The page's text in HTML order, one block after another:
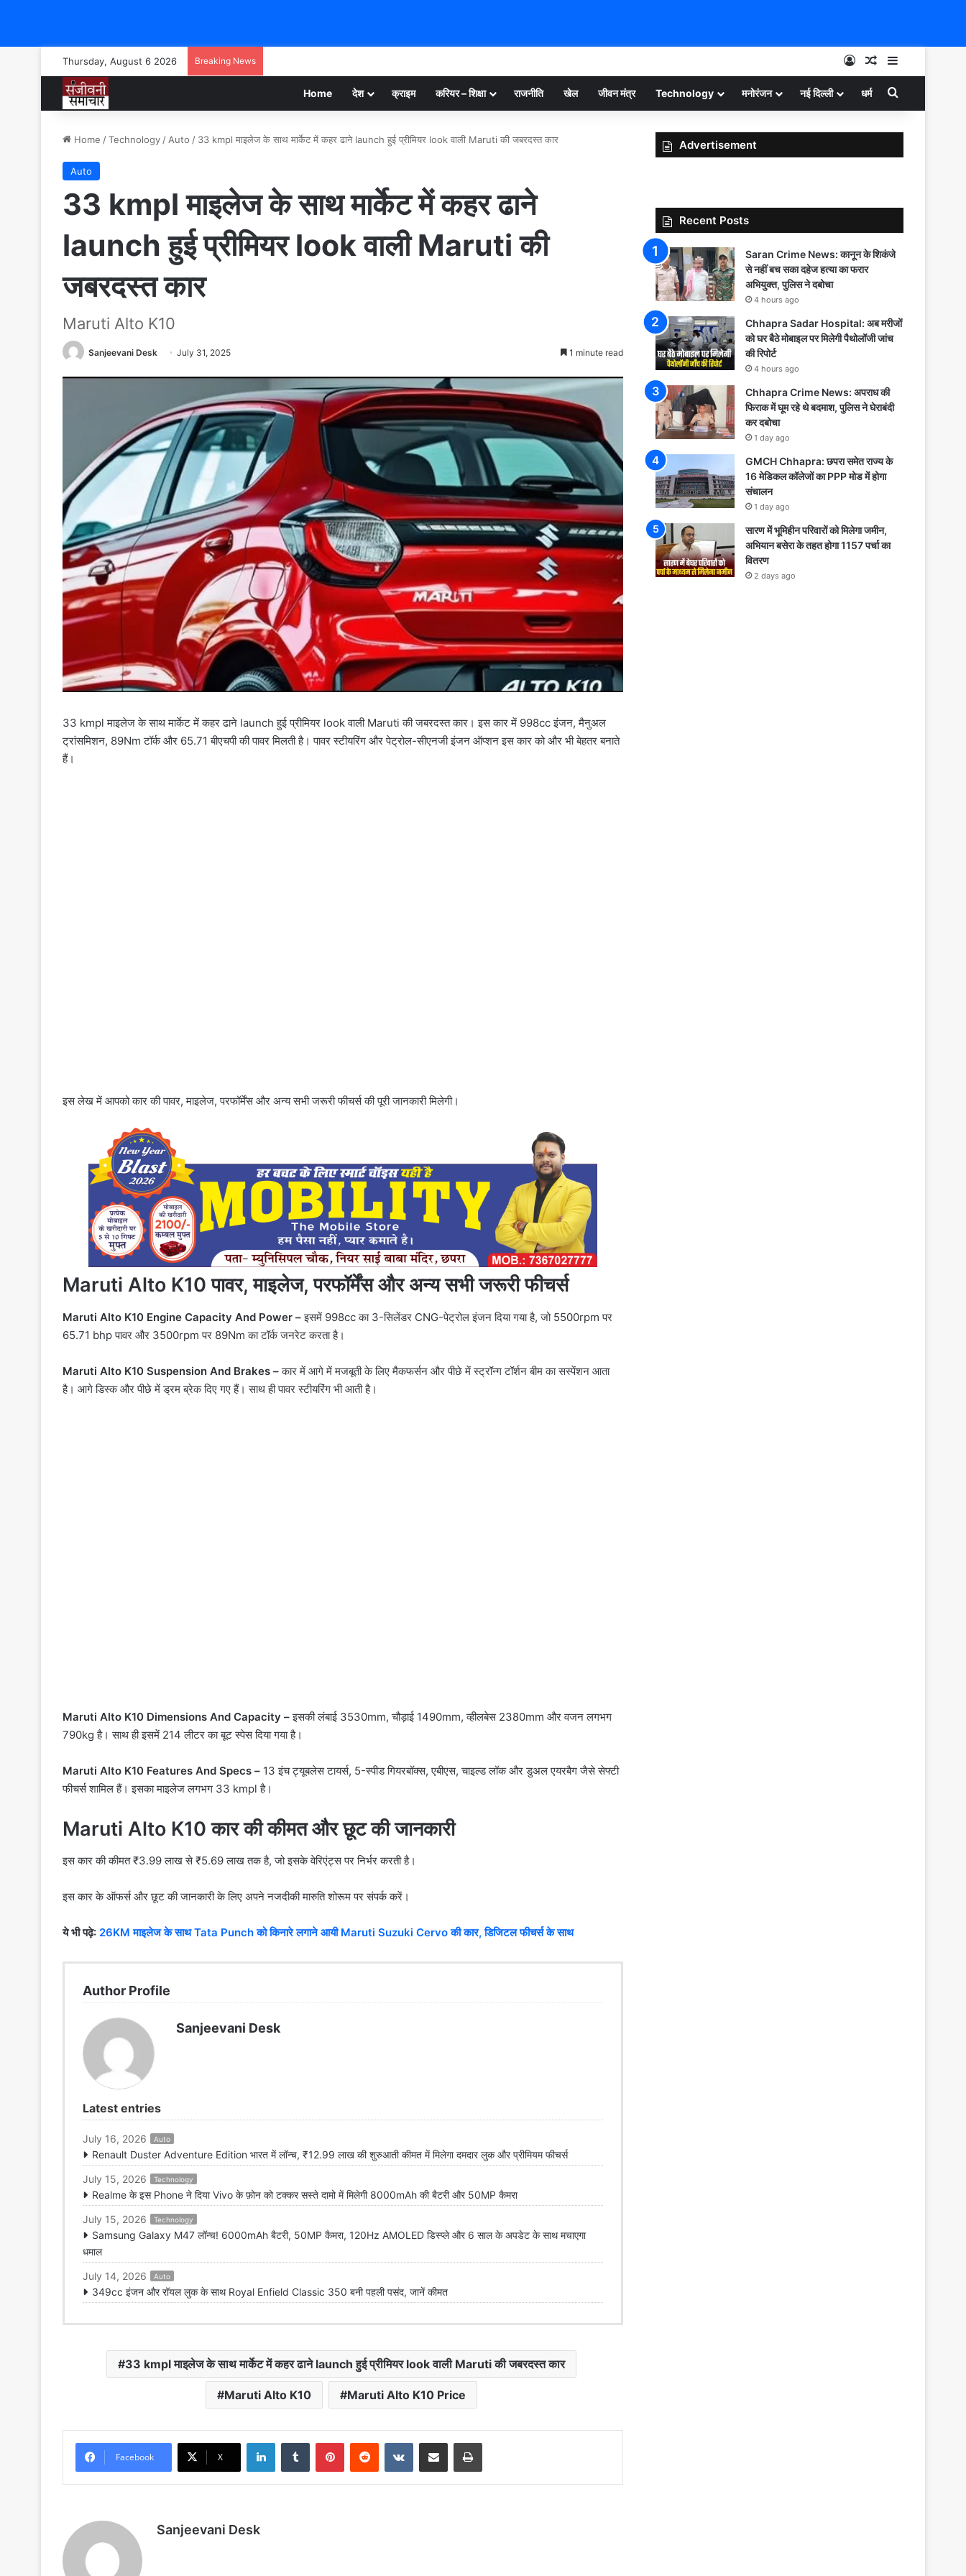
Thursday, August 6 2026 Breaking News Log InRandom Article
Sidebar
Home देश क्राइम करियर – शिक्षा राजनीति खेल जीवन मंत्र Technology मनोरंजन नई दिल्ली धर्म Search for
Home /Technology / Auto / 33 kmpl माइलेज के साथ मार्केट में कहर ढाने launch हुई प्रीमियर look वाली Maruti की जबरदस्त कार
Auto
33 kmpl माइलेज के साथ मार्केट में कहर ढाने
launch हुई प्रीमियर look वाली Maruti की
जबरदस्त कार
Maruti Alto K10
Sanjeevani Desk July 31, 2025 1 minute read
33 kmpl माइलेज के साथ मार्केट में कहर ढाने launch हुई प्रीमियर look वाली Maruti की जबरदस्त कार। इस कार में 998cc इंजन, मैनुअल
ट्रांसमिशन, 89Nm टॉर्क और 65.71 बीएचपी की पावर मिलती है। पावर स्टीयरिंग और पेट्रोल-सीएनजी इंजन ऑप्शन इस कार को और भी बेहतर बनाते
हैं।
इस लेख में आपको कार की पावर, माइलेज, परफॉर्मेंस और अन्य सभी जरूरी फीचर्स की पूरी जानकारी मिलेगी।
Maruti Alto K10 पावर, माइलेज, परफॉर्मेंस और अन्य सभी जरूरी फीचर्स
Maruti Alto K10 Engine Capacity And Power –इसमें 998cc का 3-सिलेंडर CNG-पेट्रोल इंजन दिया गया है, जो 5500rpm पर
65.71 bhp पावर और 3500rpm पर 89Nm का टॉर्क जनरेट करता है।
Maruti Alto K10 Suspension And Brakes –कार में आगे में मजबूती के लिए मैकफर्सन और पीछे में स्ट्रॉन्ग टॉर्शन बीम का सस्पेंशन आता
है। आगे डिस्क और पीछे में ड्रम ब्रेक दिए गए हैं। साथ ही पावर स्टीयरिंग भी आती है।
Maruti Alto K10 Dimensions And Capacity –इसकी लंबाई 3530mm, चौड़ाई 1490mm, व्हीलबेस 2380mm और वजन लगभग
790kg है। साथ ही इसमें 214 लीटर का बूट स्पेस दिया गया है।
Maruti Alto K10 Features And Specs – 13 इंच ट्यूबलेस टायर्स, 5-स्पीड गियरबॉक्स, एबीएस, चाइल्ड लॉक और डुअल एयरबैग जैसे सेफ्टी
फीचर्स शामिल हैं। इसका माइलेज लगभग 33 kmpl है।
Maruti Alto K10 कार की कीमत और छूट की जानकारी
इस कार की कीमत ₹3.99 लाख से ₹5.69 लाख तक है, जो इसके वेरिएंट्स पर निर्भर करती है।
इस कार के ऑफर्स और छूट की जानकारी के लिए अपने नजदीकी मारुति शोरूम पर संपर्क करें।
ये भी पढ़े: 26KM माइलेज के साथ Tata Punch को किनारे लगाने आयी Maruti Suzuki Cervo की कार, डिजिटल फीचर्स के साथ
Author Profile
Sanjeevani Desk
Latest entries
July 16, 2026 Auto
Renault Duster Adventure Edition भारत में लॉन्च, ₹12.99 लाख की शुरुआती कीमत में मिलेगा दमदार लुक और प्रीमियम फीचर्स
July 15, 2026
Technology
Realme के इस Phone ने दिया Vivo के फ़ोन को टक्कर सस्ते दामो में मिलेगी 8000mAh की बैटरी और 50MP कैमरा
July 15, 2026
Technology
Samsung Galaxy M47 लॉन्च! 6000mAh बैटरी, 50MP कैमरा, 120Hz AMOLED डिस्प्ले और 6 साल के अपडेट के साथ मचाएगा
धमाल
July 14, 2026
Auto
349cc इंजन और रॉयल लुक के साथ Royal Enfield Classic 350 बनी पहली पसंद, जानें कीमत
33 kmpl माइलेज के साथ मार्केट में कहर ढाने launch हुई प्रीमियर look वाली Maruti की जबरदस्त कार
Maruti Alto K10 Maruti Alto K10 Price
Facebook X
LinkedInTumblr PinterestReddit VKontakteShare via Email Print
Sanjeevani Desk
Advertisement
Recent Posts
Saran Crime News: कानून के शिकंजे
से नहीं बच सका दहेज हत्या का फरार
अभियुक्त, पुलिस ने दबोचा
4 hours ago
Chhapra Sadar Hospital: अब मरीजों
को घर बैठे मोबाइल पर मिलेगी पैथोलॉजी जांच
की रिपोर्ट
4 hours ago
Chhapra Crime News: अपराध की
फिराक में घूम रहे थे बदमाश, पुलिस ने घेराबंदी
कर दबोचा
1 day ago
GMCH Chhapra: छपरा समेत राज्य के
16 मेडिकल कॉलेजों का PPP मोड में होगा
संचालन
1 day ago
सारण में भूमिहीन परिवारों को मिलेगा जमीन,
अभियान बसेरा के तहत होगा 1157 पर्चा का
वितरण
2 days ago